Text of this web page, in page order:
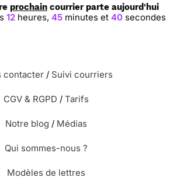
prochain courrier parte aujourd'hui
12 heures, 45 minutes et 39 secondes
contacter / Suivi courriers
CGV & RGPD / Tarifs
Notre blog / Médias
Qui sommes-nous ?
Modèles de lettres